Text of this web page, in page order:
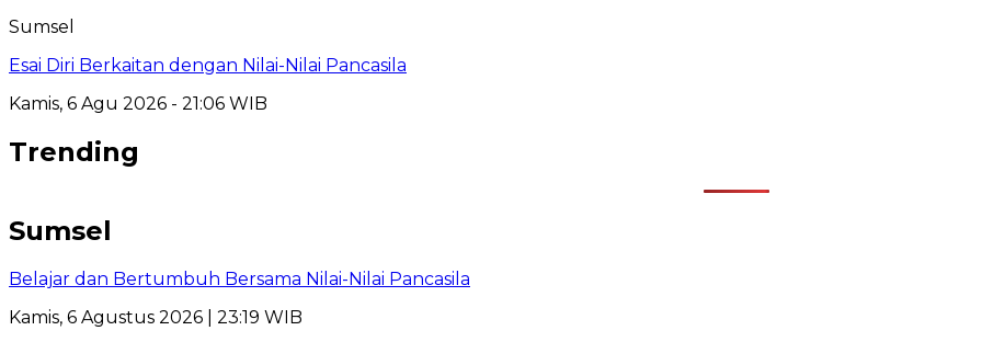
Sumsel
Esai Diri Berkaitan dengan Nilai-Nilai Pancasila
Kamis, 6 Agu 2026 - 21:06 WIB
Trending
Sumsel
Belajar dan Bertumbuh Bersama Nilai-Nilai Pancasila
Kamis, 6 Agustus 2026 | 23:19 WIB